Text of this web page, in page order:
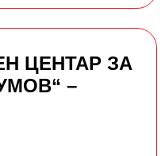
ЦЕНТАР ЗА
–